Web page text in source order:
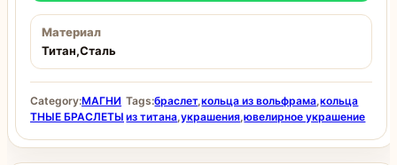
Материал
Титан,Сталь
Category:МАГНИ
ТНЫЕ БРАСЛЕТЫ
Tags:браслет,кольца из вольфрама,кольца
из титана,украшения,ювелирное украшение